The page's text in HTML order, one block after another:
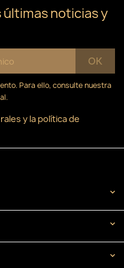
noticias y
Para ello, consulte nuestra
y la política de


